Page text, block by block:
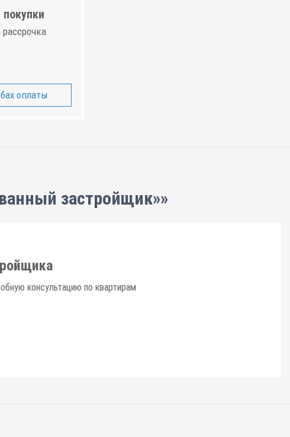
рассрочка
оплаты
застройщик»»
консультацию по квартирам